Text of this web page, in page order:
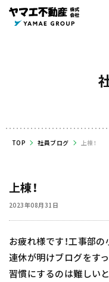
TOP 社員ブログ 上棟！
上棟！
2023年08月31日
お疲れ様です！工事部の
連休が明けブログをす
習慣にするのは難しいと